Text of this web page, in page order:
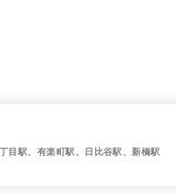
目駅、有楽町駅、日比谷駅、新橋駅